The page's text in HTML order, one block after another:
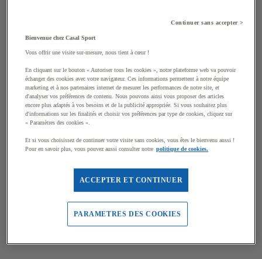
Continuer sans accepter >
Bienvenue chez Casal Sport
Vous offrir une visite sur-mesure, nous tient à cœur !
En cliquant sur le bouton « Autoriser tous les cookies », notre plateforme web va pouvoir
échanger des cookies avec votre navigateur. Ces informations permettent à notre équipe
marketing et à nos partenaires internet de mesurer les performances de notre site, et
d'analyser vos préférences de contenu. Nous pouvons ainsi vous proposer des articles
encore plus adaptés à vos besoins et de la publicité appropriée. Si vous souhaitez plus
d'informations sur les finalités et choisir vos préférences par type de cookies, cliquez sur
« Paramètres des cookies ».
Et si vous choisissez de continuer votre visite sans cookies, vous êtes le bienvenu aussi !
Pour en savoir plus, vous pouvez aussi consulter notre politique de cookies.
ACCEPTER ET CONTINUER
PARAMETRES DES COOKIES